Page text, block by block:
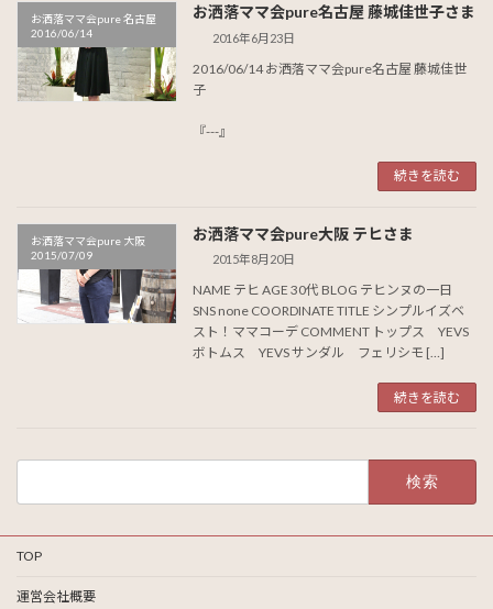
お洒落ママ会pure 名古屋
2016/06/14
お洒落ママ会pure名古屋 藤城佳世子さま
2016年6月23日
2016/06/14 お洒落ママ会pure名古屋 藤城佳世
子
『---』
続きを読む
お洒落ママ会pure 大阪
2015/07/09
お洒落ママ会pure大阪 テヒさま
2015年8月20日
NAME テヒ AGE 30代 BLOG テヒンヌの一日
SNS none COORDINATE TITLE シンプルイズベ
スト！ママコーデ COMMENT トップス YEVS
ボトムス YEVS サンダル フェリシモ […]
続きを読む
TOP
運営会社概要